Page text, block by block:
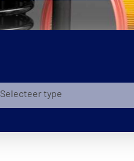
Selecteer type